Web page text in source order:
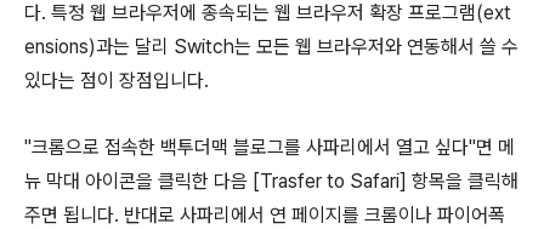
다. 특정 웹 브라우저에 종속되는 웹 브라우저 확장 프로그램(ext
ensions)과는 달리 Switch는 모든 웹 브라우저와 연동해서 쓸 수
있다는 점이 장점입니다.
"크롬으로 접속한 백투더맥 블로그를 사파리에서 열고 싶다"면 메
뉴 막대 아이콘을 클릭한 다음 [Trasfer to Safari] 항목을 클릭해
주면 됩니다. 반대로 사파리에서 연 페이지를 크롬이나 파이어폭